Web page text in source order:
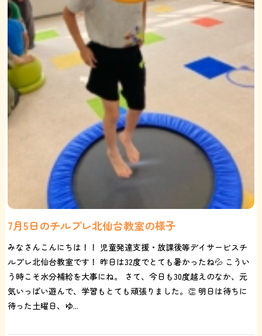
7月5日のチルプレ北仙台教室の様子
みなさんこんにちは！！ 児童発達支援・放課後等デイサービスチ
ルプレ北仙台教室です！ 昨日は32度でとても暑かったね💦 こうい
う時こそ水分補給を大事にね。 さて、今日も30度越えのなか、元
気いっぱい遊んで、学習もとても頑張りました。👏 明日は待ちに
待った土曜日、ゆ...